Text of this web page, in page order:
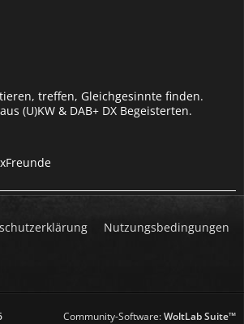
treffen, Gleichgesinnte finden.
(U)KW & DAB+ DX Begeisterten.
Nutzungsbedingungen
Community-Software:WoltLab Suite™